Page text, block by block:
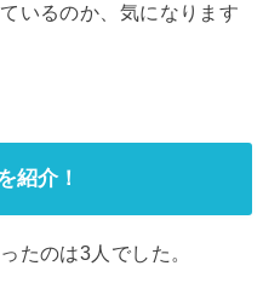
いるのか、気になります
紹介！
たのは3人でした。